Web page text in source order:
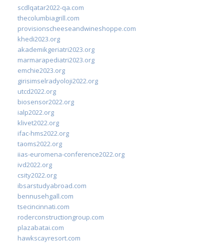
scdlqatar2022-qa.com
thecolumbiagrill.com
provisionscheeseandwineshoppe.com
khedi2023.org
akademikgeriatri2023.org
marmarapediatri2023.org
emchie2023.org
girisimselradyoloji2022.org
utcd2022.org
biosensor2022.org
ialp2022.org
klivet2022.org
ifac-hms2022.org
taoms2022.org
iias-euromena-conference2022.org
ivd2022.org
csity2022.org
ibsarstudyabroad.com
bennusehgall.com
tsecincinnati.com
roderconstructiongroup.com
plazabatai.com
hawkscayresort.com